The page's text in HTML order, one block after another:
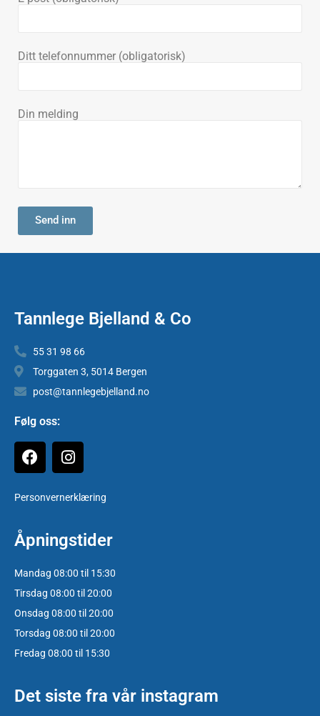
Ditt telefonnummer (obligatorisk)
Din melding
Send inn
Tannlege Bjelland & Co
55 31 98 66
Torggaten 3, 5014 Bergen
post@tannlegebjelland.no
Følg oss:
Personvernerklæring
Åpningstider
Mandag 08:00 til 15:30
Tirsdag 08:00 til 20:00
Onsdag 08:00 til 20:00
Torsdag 08:00 til 20:00
Fredag 08:00 til 15:30
Det siste fra vår instagram